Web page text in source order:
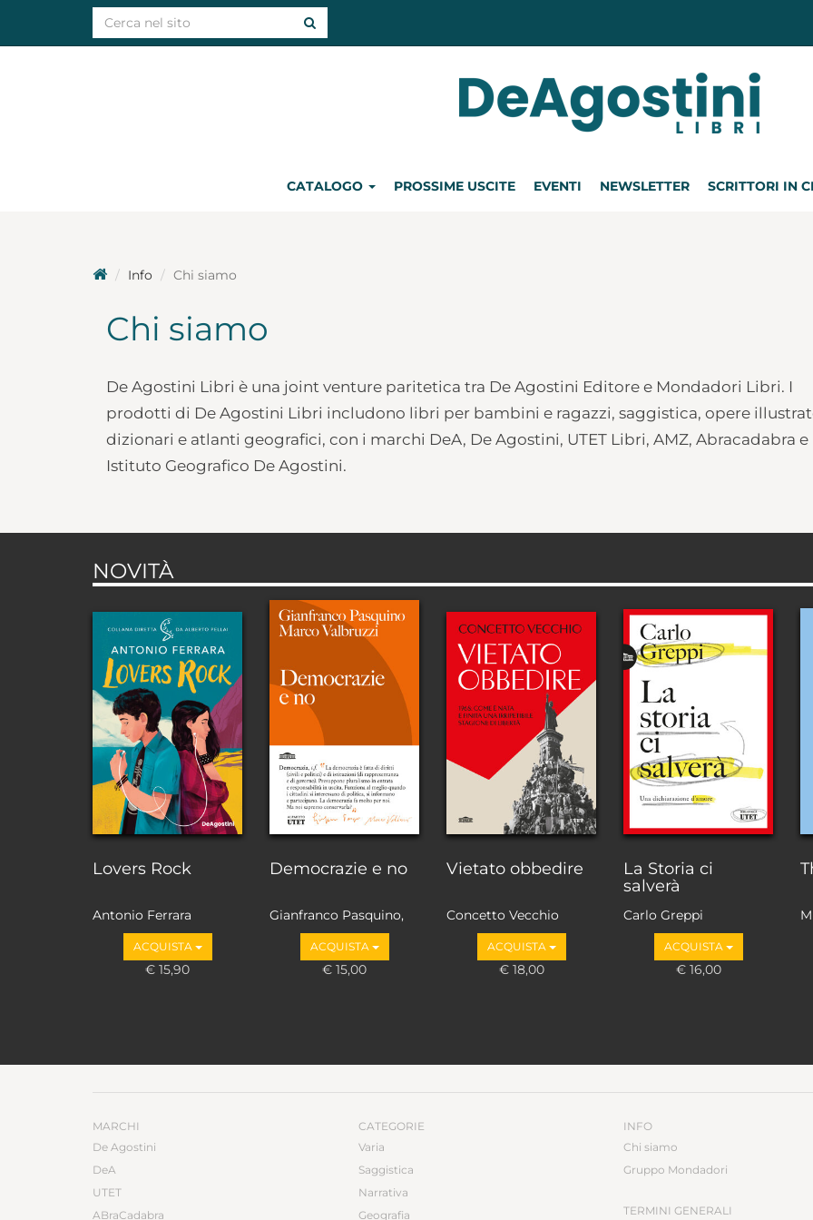
CATALOGO PROSSIME USCITE EVENTI NEWSLETTER SCRITTORI IN
Info Chi siamo
Chi siamo
De Agostini Libri è una joint venture paritetica tra De Agostini Editore e Mondadori Libri. I
prodotti di De Agostini Libri includono libri per bambini e ragazzi, saggistica, opere
dizionari e atlanti geografici, con i marchi DeA, De Agostini, UTET Libri, AMZ, Abracadabra e
Istituto Geografico De Agostini.
NOVITÀ
Lovers Rock
Antonio Ferrara
ACQUISTA
€ 15,90
Democrazie e no
Gianfranco Pasquino,
Marco Valbruzzi
ACQUISTA
€ 15,00
Vietato obbedire
Concetto Vecchio
ACQUISTA
€ 18,00
La Storia ci
salverà
Carlo Greppi
ACQUISTA
€ 16,00
MARCHI
De Agostini
DeA
UTET
ABraCadabra
CATEGORIE
Varia
Saggistica
Narrativa
Geografia
INFO
Chi siamo
Gruppo Mondadori
TERMINI GENERALI